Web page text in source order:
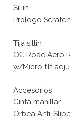
Sillin
Prologo
Tija sillin
OC Road Aero
w/Micro tilt
Accesorios
Cinta manillar
Orbea Anti-